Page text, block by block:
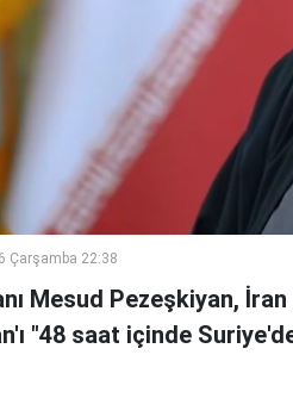
Çarşamba 22:38
Mesud Pezeşkiyan,
"48 saat içinde